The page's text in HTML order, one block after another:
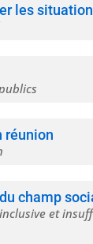
les
réunion
champ
et